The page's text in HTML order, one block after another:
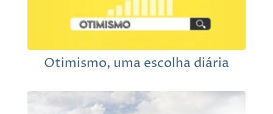
Otimismo, uma escolha diária